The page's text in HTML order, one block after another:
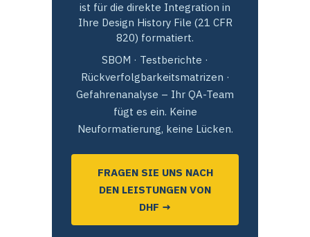
ist für die direkte Integration in
Ihre Design History File (21 CFR
820) formatiert.
SBOM · Testberichte ·
Rückverfolgbarkeitsmatrizen ·
Gefahrenanalyse – Ihr QA-Team
fügt es ein. Keine
Neuformatierung, keine Lücken.
FRAGEN SIE UNS NACH
DEN LEISTUNGEN VON
DHF →